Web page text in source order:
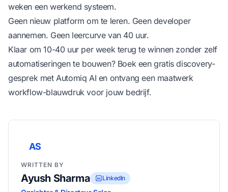
weken een werkend systeem.
Geen nieuw platform om te leren. Geen developer
aannemen. Geen leercurve van 40 uur.
Klaar om 10-40 uur per week terug te winnen zonder zelf
automatiseringen te bouwen? Boek een gratis discovery-
gesprek met Automiq AI en ontvang een maatwerk
workflow-blauwdruk voor jouw bedrijf.
AS
WRITTEN BY
Ayush Sharma LinkedIn